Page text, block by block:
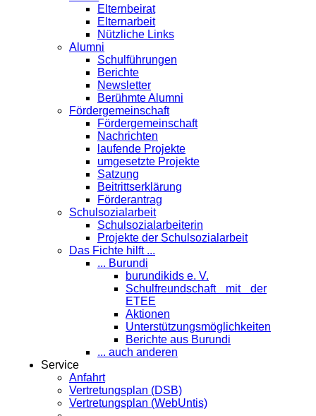
Elternbeirat
Elternarbeit
Nützliche Links
Alumni
Schulführungen
Berichte
Newsletter
Berühmte Alumni
Förder­gemeinschaft
Fördergemeinschaft
Nachrichten
laufende Projekte
umgesetzte Projekte
Satzung
Beitrittserklärung
Förderantrag
Schul­sozialarbeit
Schulsozialarbeiterin
Projekte der Schulsozialarbeit
Das Fichte hilft ...
... Burundi
burundikids e. V.
Schulfreundschaft mit der
ETEE
Aktionen
Unterstützungsmöglichkeiten
Berichte aus Burundi
... auch anderen
Service
Anfahrt
Vertretungsplan (DSB)
Vertretungsplan (WebUntis)